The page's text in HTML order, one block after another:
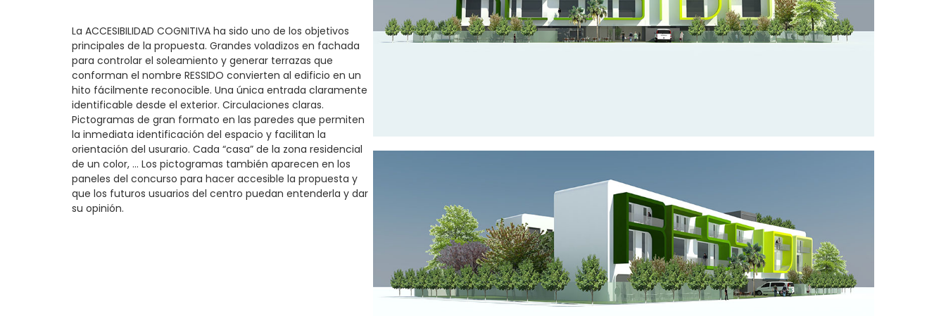
La ACCESIBILIDAD COGNITIVA ha sido uno de los objetivos
principales de la propuesta. Grandes voladizos en fachada
para controlar el soleamiento y generar terrazas que
conforman el nombre RESSIDO convierten al edificio en un
hito fácilmente reconocible. Una única entrada claramente
identificable desde el exterior. Circulaciones claras.
Pictogramas de gran formato en las paredes que permiten
la inmediata identificación del espacio y facilitan la
orientación del usurario. Cada “casa” de la zona residencial
de un color, … Los pictogramas también aparecen en los
paneles del concurso para hacer accesible la propuesta y
que los futuros usuarios del centro puedan entenderla y dar
su opinión.